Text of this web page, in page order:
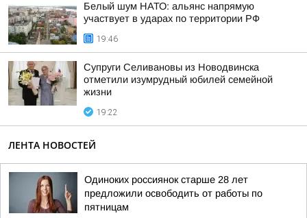
Белый шум НАТО: альянс напрямую
участвует в ударах по территории РФ
19:46
Супруги Селивановы из Новодвинска
отметили изумрудный юбилей семейной
жизни
19:22
ЛЕНТА НОВОСТЕЙ
Одиноких россиянок старше 28 лет
предложили освободить от работы по
пятницам